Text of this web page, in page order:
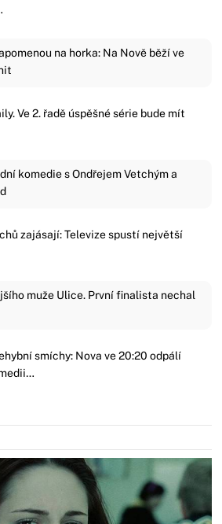
na horka: Na Nově běží ve
Ve 2. řadě úspěšné série bude mít
komedie s Ondřejem Vetchým a
zajásají: Televize spustí největší
muže Ulice. První finalista nechal
smíchy: Nova ve 20:20 odpálí